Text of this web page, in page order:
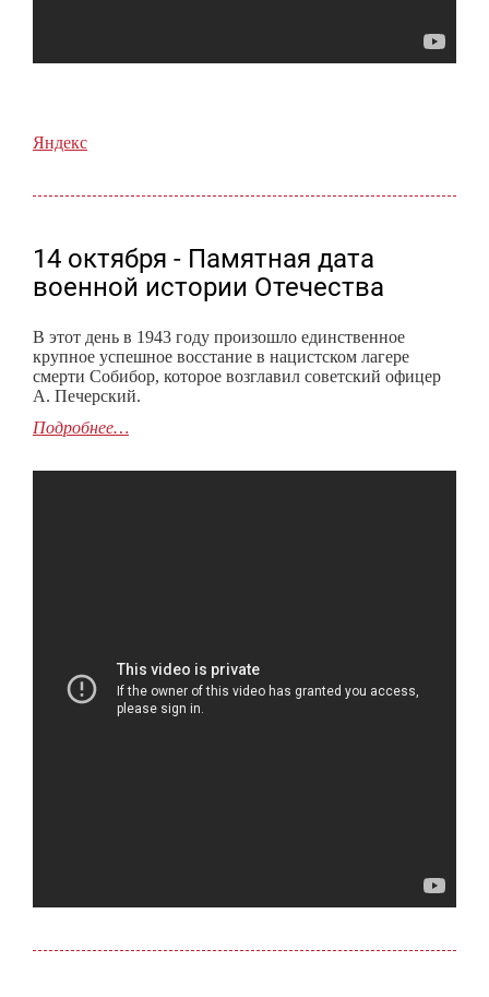
Яндекс
14 октября - Памятная дата
военной истории Отечества
В этот день в 1943 году произошло единственное
крупное успешное восстание в нацистском лагере
смерти Собибор, которое возглавил советский офицер
А. Печерский.
Подробнее…